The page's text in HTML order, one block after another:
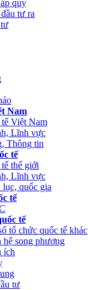
quy
tư ra
Nam
Việt Nam
Lĩnh vực
Thông tin
tế
thế giới
Lĩnh vực
lục, quốc gia
tế
tế
tổ chức quốc tế khác
hệ song phương
ích
tư